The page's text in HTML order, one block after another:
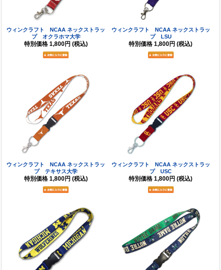
ウィンクラフト NCAA ネックストラッ
プ オクラホマ大学
特別価格 1,800円 (税込)
ウィンクラフト NCAA ネックストラッ
プ LSU
特別価格 1,800円 (税込)
ウィンクラフト NCAA ネックストラッ
プ テキサス大学
特別価格 1,800円 (税込)
ウィンクラフト NCAA ネックストラッ
プ USC
特別価格 1,800円 (税込)